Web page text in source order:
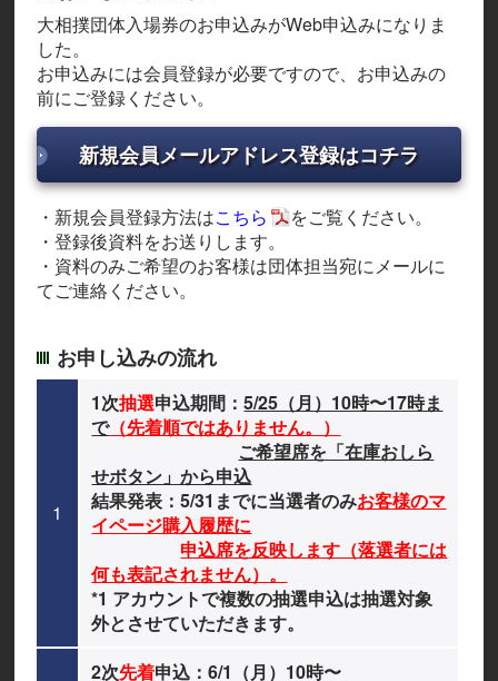
大相撲団体入場券のお申込みがWeb申込みになりま
した。
お申込みには会員登録が必要ですので、お申込みの
前にご登録ください。
新規会員メールアドレス登録はコチラ
・新規会員登録方法はこちら
をご覧ください。
・登録後資料をお送りします。
・資料のみご希望のお客様は団体担当宛にメールに
てご連絡ください。
お申し込みの流れ
1
1次抽選申込期間：5/25（月）10時〜17時ま
で（先着順ではありません。）
ご希望席を「在庫おしら
せボタン」から申込
結果発表：5/31までに当選者のみお客様のマ
イページ購入履歴に
申込席を反映します（落選者には
何も表記されません）。
*1 アカウントで複数の抽選申込は抽選対象
外とさせていただきます。
2次先着申込：6/1（月）10時〜